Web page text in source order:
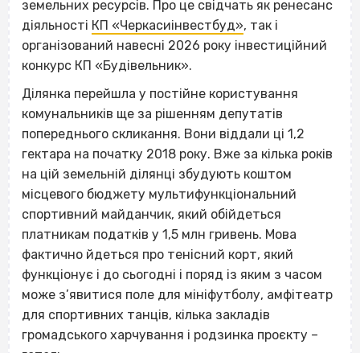
земельних ресурсів. Про це свідчать як ренесанс
діяльності КП «Черкасиінвестбуд», так і
організований навесні 2026 року інвестиційний
конкурс КП «Будівельник».
Ділянка перейшла у постійне користування
комунальників ще за рішенням депутатів
попереднього скликання. Вони віддали ці 1,2
гектара на початку 2018 року. Вже за кілька років
на цій земельній ділянці збудують коштом
місцевого бюджету мультифункціональний
спортивний майданчик, який обійдеться
платникам податків у 1,5 млн гривень. Мова
фактично йдеться про тенісний корт, який
функціонує і до сьогодні і поряд із яким з часом
може з’явитися поле для мініфутболу, амфітеатр
для спортивних танців, кілька закладів
громадського харчування і родзинка проєкту –